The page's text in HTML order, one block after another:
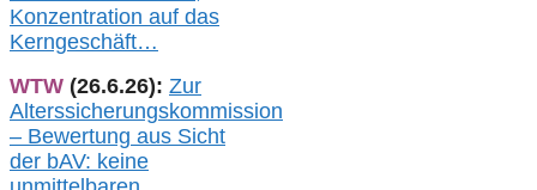
Konzentration auf das
Kerngeschäft…
WTW (26.6.26): Zur
Alterssicherungskommission
– Bewertung aus Sicht
der bAV: keine